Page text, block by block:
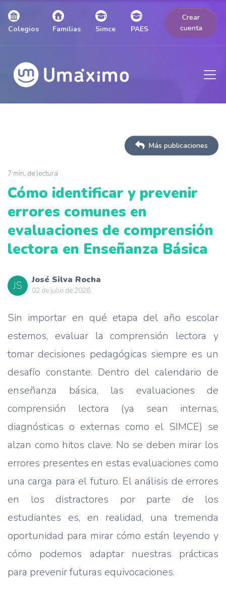
Colegios Familias Simce PAES
Crear
cuenta
Más publicaciones
7 min. de lectura
Cómo identificar y prevenir
errores comunes en
evaluaciones de comprensión
lectora en Enseñanza Básica
JS José Silva Rocha
02 de julio de 2026
Sin importar en qué etapa del año escolar
estemos, evaluar la comprensión lectora y
tomar decisiones pedagógicas siempre es un
desafío constante. Dentro del calendario de
enseñanza básica, las evaluaciones de
comprensión lectora (ya sean internas,
diagnósticas o externas como el SIMCE) se
alzan como hitos clave. No se deben mirar los
errores presentes en estas evaluaciones como
una carga para el futuro. El análisis de errores
en los distractores por parte de los
estudiantes es, en realidad, una tremenda
oportunidad para mirar cómo están leyendo y
cómo podemos adaptar nuestras prácticas
para prevenir futuras equivocaciones.